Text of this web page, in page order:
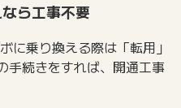
ら工事不要
に乗り換える際は「転用」
手続きをすれば、開通工事